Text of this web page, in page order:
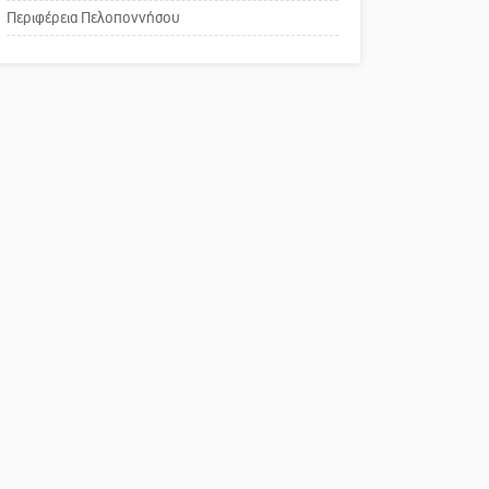
Παράδειγμα κοινωνικής
Περιφέρεια Πελοποννήσου